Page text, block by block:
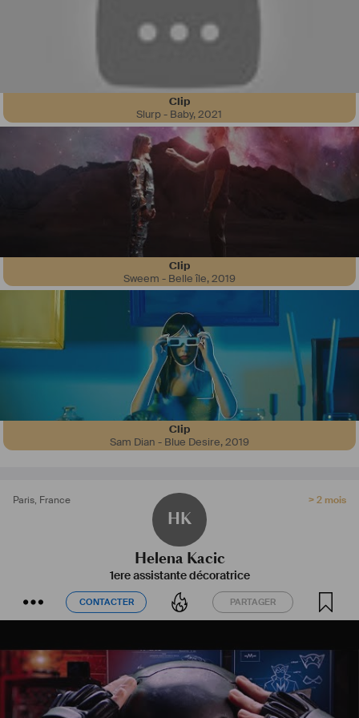
Clip
Slurp - Baby,2021
Clip
Sweem - Belle île,2019
Clip
Sam Dian - Blue Desire,2019
Paris, France
HK
> 2 mois
Helena Kacic
1ere assistante décoratrice
CONTACTER PARTAGER
CONTACTER PARTAGER